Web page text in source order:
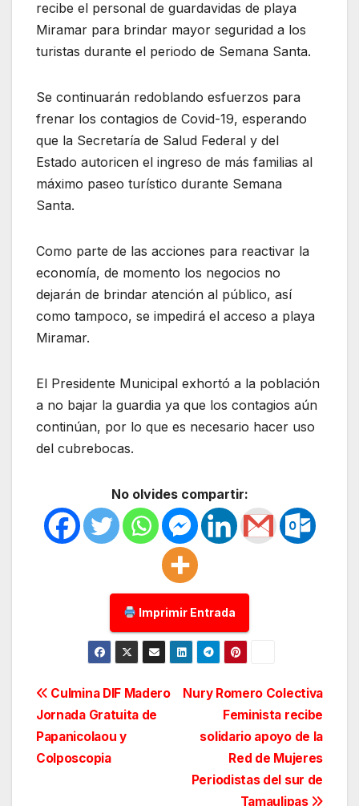
recibe el personal de guardavidas de playa
Miramar para brindar mayor seguridad a los
turistas durante el periodo de Semana Santa.
Se continuarán redoblando esfuerzos para
frenar los contagios de Covid-19, esperando
que la Secretaría de Salud Federal y del
Estado autoricen el ingreso de más familias al
máximo paseo turístico durante Semana
Santa.
Como parte de las acciones para reactivar la
economía, de momento los negocios no
dejarán de brindar atención al público, así
como tampoco, se impedirá el acceso a playa
Miramar.
El Presidente Municipal exhortó a la población
a no bajar la guardia ya que los contagios aún
continúan, por lo que es necesario hacer uso
del cubrebocas.
No olvides compartir:
Imprimir Entrada
Navegación
de
entradas
Nury Romero Colectiva
Feminista recibe
solidario apoyo de la
Red de Mujeres
Periodistas del sur de
Tamaulipas
Culmina DIF Madero
Jornada Gratuita de
Papanicolaou y
Colposcopia